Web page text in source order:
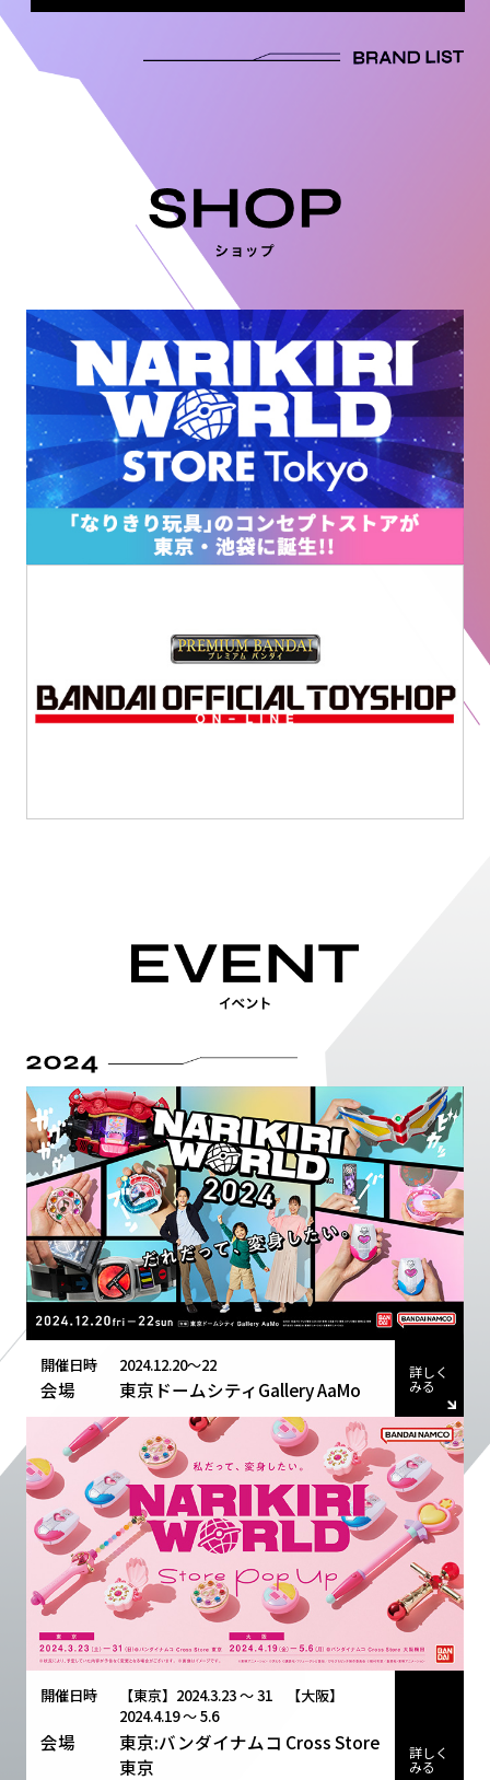
開催日時 2024.12.20～22
会場 東京ドームシティGallery AaMo
詳しく
みる
開催日時
【東京】2024.3.23 〜 31 【大阪】
2024.4.19 〜 5.6
会場
東京:バンダイナムコ Cross Store
東京
詳しく
みる